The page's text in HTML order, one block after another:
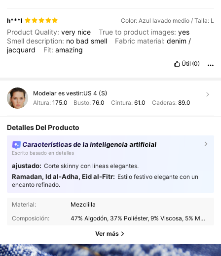
h***l Color: Azul lavado medio / Talla: L
Product Quality:very nice True to product images:yes
Smell description: no badsmell Fabric material:denim /
jacquard
Fit:amazing
Útil (0)
Modelar es vestir:US 4 (S)
Altura: 175.0 Busto:76.0 Cintura: 61.0 Caderas: 89.0
Detalles Del Producto
Características de la inteligencia artificial
Escrito basado en detalles
ajustado: Corte skinny con líneas elegantes.
Ramadan, Id al-Adha, Eid al-Fitr: Estilo festivo elegante con un
encanto refinado.
Material:
Mezclilla
Composición:
47% Algodón, 37% Poliéster, 9% Viscosa, 5% Modal, 2% Poliamida
Ver más